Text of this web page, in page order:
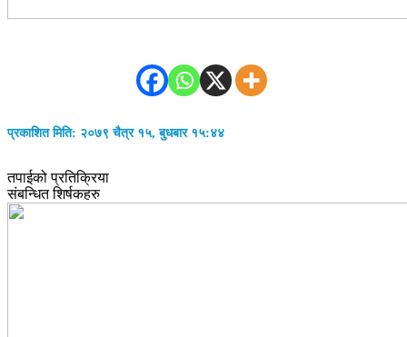
प्रकाशित मिति: २०७९ चैत्र १५, बुधबार १५:४४
तपाईको प्रतिक्रिया
संबन्धित शिर्षकहरु